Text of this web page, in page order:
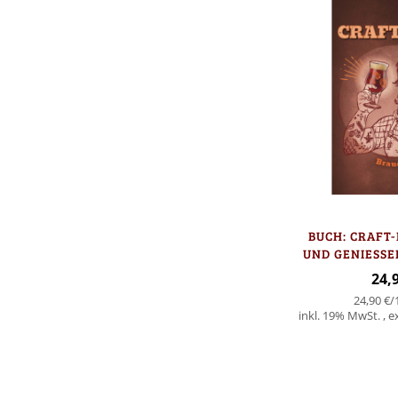
BUCH:
UND
24,90 €/
inkl. 19% MwSt. ,